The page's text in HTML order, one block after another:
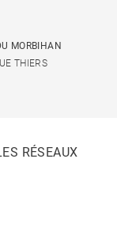
MORBIHAN
THIERS
RÉSEAUX